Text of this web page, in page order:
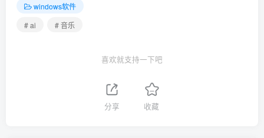
windows软件
# ai
# 音乐
喜欢就支持一下吧
分享 收藏